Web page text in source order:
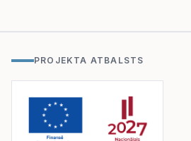
PROJEKTA ATBALSTS